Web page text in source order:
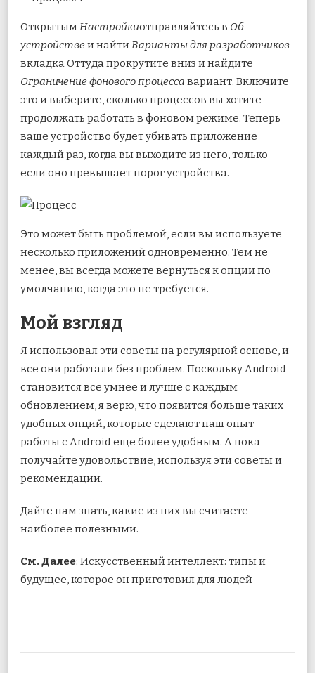
ОткрытымНастройкиотправляйтесь в Об
устройствеи найтиВарианты для разработчиков
вкладка Оттуда прокрутите вниз и найдите
Ограничение фонового процесса вариант. Включите
это и выберите, сколько процессов вы хотите
продолжать работать в фоновом режиме. Теперь
ваше устройство будет убивать приложение
каждый раз, когда вы выходите из него, только
если оно превышает порог устройства.
Это может быть проблемой, если вы используете
несколько приложений одновременно. Тем не
менее, вы всегда можете вернуться к опции по
умолчанию, когда это не требуется.
Мой взгляд
Я использовал эти советы на регулярной основе, и
все они работали без проблем. Поскольку Android
становится все умнее и лучше с каждым
обновлением, я верю, что появится больше таких
удобных опций, которые сделают наш опыт
работы с Android еще более удобным. А пока
получайте удовольствие, используя эти советы и
рекомендации.
Дайте нам знать, какие из них вы считаете
наиболее полезными.
См. Далее: Искусственный интеллект: типы и
будущее, которое он приготовил для людей